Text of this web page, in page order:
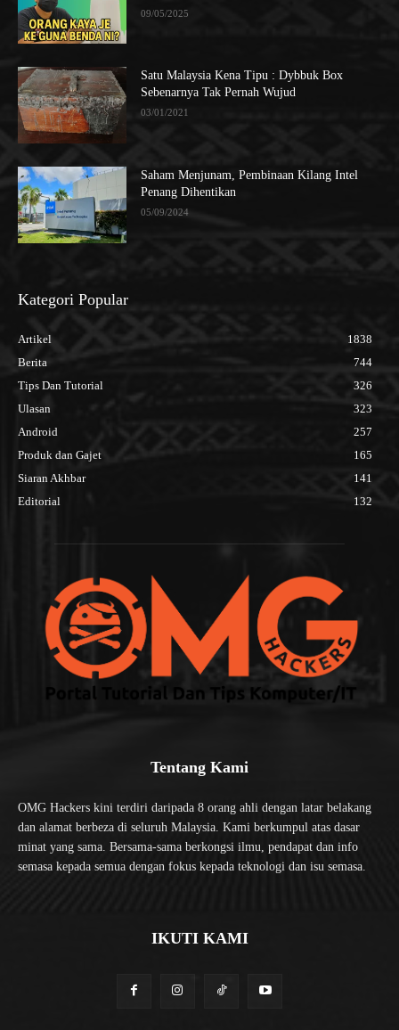
09/05/2025
Satu Malaysia Kena Tipu : Dybbuk Box
Sebenarnya Tak Pernah Wujud
03/01/2021
Saham Menjunam, Pembinaan Kilang Intel
Penang Dihentikan
05/09/2024
Kategori Popular
Artikel
1838
Berita
744
Tips Dan Tutorial
326
Ulasan
323
Android
257
Produk dan Gajet
165
Siaran Akhbar
141
Editorial
132
Tentang Kami
OMG Hackers kini terdiri daripada 8 orang ahli dengan latar belakang
dan alamat berbeza di seluruh Malaysia. Kami berkumpul atas dasar
minat yang sama. Bersama-sama berkongsi ilmu, pendapat dan info
semasa kepada semua dengan fokus kepada teknologi dan isu semasa.
IKUTI KAMI